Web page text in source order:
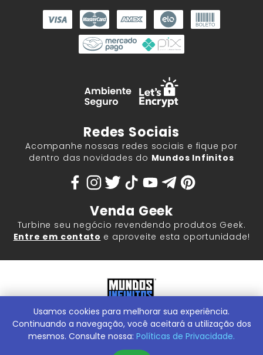
Redes Sociais
Acompanhe nossas redes sociais e fique por
dentro das novidades do Mundos Infinitos
Venda Geek
Turbine seu negócio revendendo produtos Geek.
Entre em contato e aproveite esta oportunidade!
Mundos Infinitos - Publicações e Geek Store |ContentStuff
Publicações e Assinaturas Ltda. CNPJ - 05.859.917/0001-60.
Conheça nossa Loja Física:Rua Machado Bitencourt, 291 -
Usamos cookies para melhorar sua experiência.
Continuando a navegação, você aceitará a utilização dos
mesmos. Consulte nossa: Políticas de Privacidade.